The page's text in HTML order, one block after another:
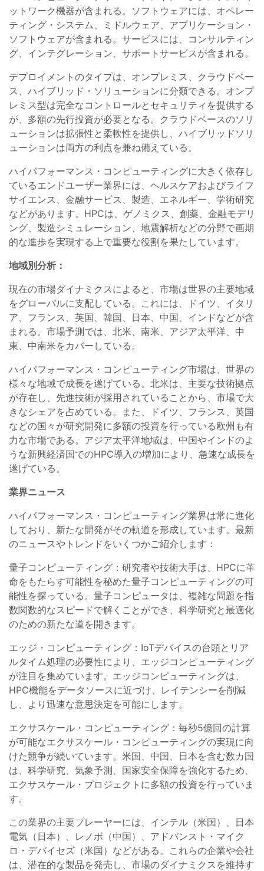
ットワーク機器が含まれる。ソフトウェアには、オペレー
ティング・システム、ミドルウェア、アプリケーション・
ソフトウェアが含まれる。サービスには、コンサルティン
グ、インテグレーション、サポートサービスが含まれる。
デプロイメントのタイプは、オンプレミス、クラウドベー
ス、ハイブリッド・ソリューションに分類できる。オンプ
レミス型は完全なコントロールとセキュリティを提供する
が、多額の先行投資が必要となる。クラウドベースのソリ
ューションは拡張性と柔軟性を提供し、ハイブリッドソリ
ューションは両方の利点を兼ね備えている。
ハイパフォーマンス・コンピューティングに大きく依存し
ているエンドユーザー業界には、ヘルスケアおよびライフ
サイエンス、金融サービス、製造、エネルギー、学術研究
などがあります。HPCは、ゲノミクス、創薬、金融モデリ
ング、製造シミュレーション、地震解析などの分野で画期
的な進歩を実現する上で重要な役割を果たしています。
地域別分析：
現在の市場ダイナミクスによると、市場は世界の主要地域
をグローバルに支配している。これには、ドイツ、イタリ
ア、フランス、英国、韓国、日本、中国、インドなどが含
まれる。市場予測では、北米、南米、アジア太平洋、中
東、中南米をカバーしている。
ハイパフォーマンス・コンピューティング市場は、世界の
様々な地域で成長を遂げている。北米は、主要な技術拠点
が存在し、先進技術が採用されていることから、市場で大
きなシェアを占めている。また、ドイツ、フランス、英国
などの国々が研究開発に多額の投資を行っている欧州も有
力な市場である。アジア太平洋地域は、中国やインドのよ
うな新興経済国でのHPC導入の増加により、急速な成長を
遂げている。
業界ニュース
ハイパフォーマンス・コンピューティング業界は常に進化
しており、新たな開発がその軌道を形成しています。最新
のニュースやトレンドをいくつかご紹介します：
量子コンピューティング：研究者や技術大手は、HPCに革
命をもたらす可能性を秘めた量子コンピューティングの可
能性を探っている。量子コンピュータは、複雑な問題を指
数関数的なスピードで解くことができ、科学研究と最適化
のための新たな道を開きます。
エッジ・コンピューティング：IoTデバイスの台頭とリア
ルタイム処理の必要性により、エッジコンピューティング
が注目を集めています。エッジコンピューティングは、
HPC機能をデータソースに近づけ、レイテンシーを削減
し、より迅速な意思決定を可能にします。
エクサスケール・コンピューティング：毎秒5億回の計算
が可能なエクサスケール・コンピューティングの実現に向
けた競争が続いています。米国、中国、日本を含む数カ国
は、科学研究、気象予測、国家安全保障を強化するため、
エクサスケール・プロジェクトに多額の投資を行っていま
す。
この業界の主要プレーヤーには、インテル（米国）、日本
電気（日本）、レノボ（中国）、アドバンスト・マイク
ロ・デバイセズ（米国）などがある。これらの企業や会社
は、潜在的な製品を発売し、市場のダイナミクスを維持す